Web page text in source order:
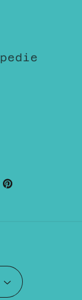
Pinterest